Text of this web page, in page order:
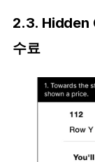
2.3. Hidden
수료